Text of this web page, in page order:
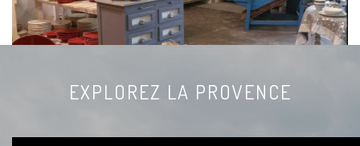
EXPLOREZ LA PROVENCE